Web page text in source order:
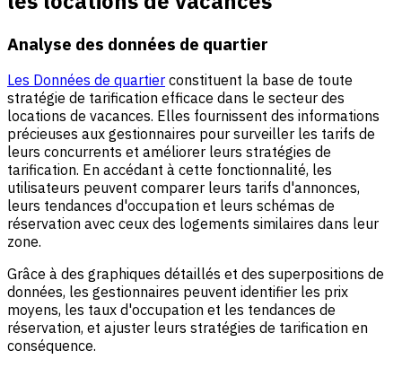
Analyse des données de quartier
Les Données de quartier constituent la base de toute
stratégie de tarification efficace dans le secteur des
locations de vacances. Elles fournissent des informations
précieuses aux gestionnaires pour surveiller les tarifs de
leurs concurrents et améliorer leurs stratégies de
tarification. En accédant à cette fonctionnalité, les
utilisateurs peuvent comparer leurs tarifs d'annonces,
leurs tendances d'occupation et leurs schémas de
réservation avec ceux des logements similaires dans leur
zone.
Grâce à des graphiques détaillés et des superpositions de
données, les gestionnaires peuvent identifier les prix
moyens, les taux d'occupation et les tendances de
réservation, et ajuster leurs stratégies de tarification en
conséquence.